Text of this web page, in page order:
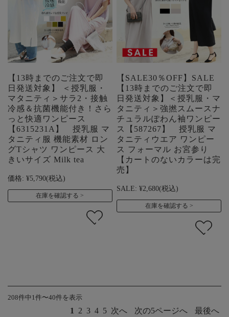
【13時までのご注文で即
日発送対象】 ＜授乳服・
マタニティ＞サラ2・接触
冷感＆抗菌機能付き！さら
っと快適ワンピース
【6315231A】 授乳服 マ
タニティ服 機能素材 ロン
グTシャツ ワンピース 大
きいサイズ Milk tea
価格: ¥5,790(税込)
在庫を確認する
【SALE30％OFF】SALE
【13時までのご注文で即
日発送対象】＜授乳服・マ
タニティ＞強撚スムースナ
チュラルぽわん袖ワンピー
ス【587267】 授乳服 マ
タニティウエア ワンピー
ス フォーマル お宮参り
【カートのないカラーは完
売】
SALE: ¥2,680(税込)
在庫を確認する
208件中1件〜40件を表示
1 2 3 4 5 次へ 次の5ページへ 最後へ